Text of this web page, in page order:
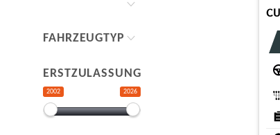
FAHRZEUGTYP
ERSTZULASSUNG
2002 2026